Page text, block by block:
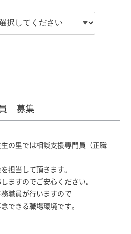
募集
の里では相談支援専門員（正職
担当して頂きます。
ますのでご安心ください。
職員が行いますので
できる職場環境です。